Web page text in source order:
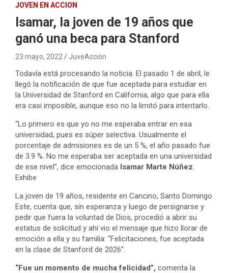
JOVEN EN ACCION
Isamar, la joven de 19 años que
ganó una beca para Stanford
23 mayo, 2022 JuveAcción
Todavía está procesando la noticia. El pasado 1 de abril, le
llegó la notificación de que fue aceptada para estudiar en
la Universidad de Stanford en California, algo que para ella
era casi imposible, aunque eso no la limitó para intentarlo.
“Lo primero es que yo no me esperaba entrar en esa
universidad, pues es súper selectiva. Usualmente el
porcentaje de admisiones es de un 5 %, el año pasado fue
de 3.9 %. No me esperaba ser aceptada en una universidad
de ese nivel”, dice emocionada Isamar Marte Núñez
Exhibe
La joven de 19 años, residente en Cancino, Santo Domingo
Este, cuenta que, sin esperanza y luego de persignarse y
pedir que fuera la voluntad de Dios, procedió a abrir su
estatus de solicitud y ahí vio el mensaje que hizo llorar de
emoción a ella y su familia: “Felicitaciones, fue aceptada
en la clase de Stanford de 2026”.
“Fue un momento de mucha felicidad”, comenta la